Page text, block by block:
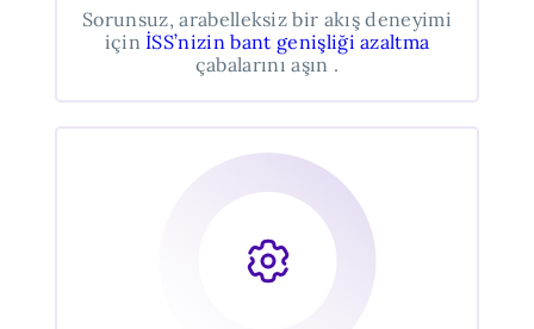
Sorunsuz, arabelleksiz bir akış deneyimi
için İSS’nizin bant genişliği azaltma
çabalarını aşın .